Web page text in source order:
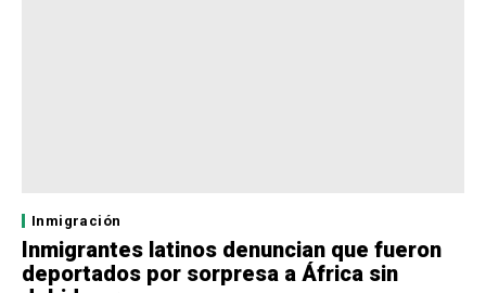
Inmigración
Inmigrantes latinos denuncian que fueron
deportados por sorpresa a África sin